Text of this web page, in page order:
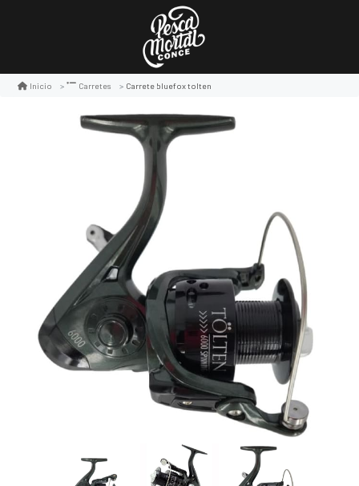
Inicio Carretes Carrete bluefox tolten